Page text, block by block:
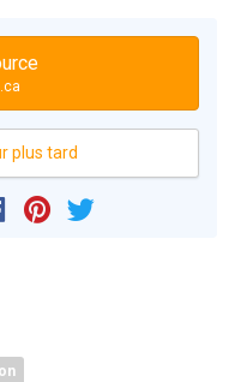
plus tard
Facebook
Pinterest